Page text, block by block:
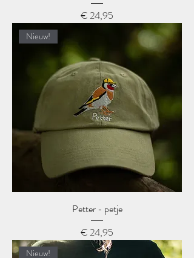
Prijs
€ 24,95
Nieuw!
Petter - petje
Prijs
€ 24,95
Nieuw!